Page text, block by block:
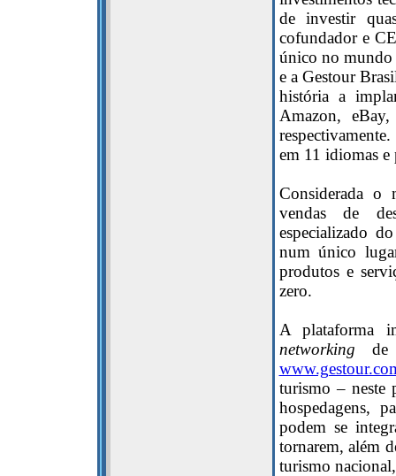
de investir
cofundador e
único no mundo
e a Gestour
história a
Amazon,
em 11 idiomas e
Considerada o
vendas de
especializado
num único
produtos e
zero.
A plataforma
networking de
turismo – neste
hospedagens,
podem se
tornarem, além
turismo